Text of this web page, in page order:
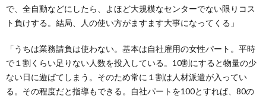
で、全自動などにしたら、よほど大規模なセンターでない限りコス
ト負けする。結局、人の使い方がますます大事になってくる」
「うちは業務請負は使わない。基本は自社雇用の女性パート。平時
で１割くらい足りない人数を投入している。10割にすると物量の少
ない日に遊ばてしまう。そのため常に１割は人材派遣が入ってい
る。その程度だと指導もできる。自社パートを100とすれば、80の